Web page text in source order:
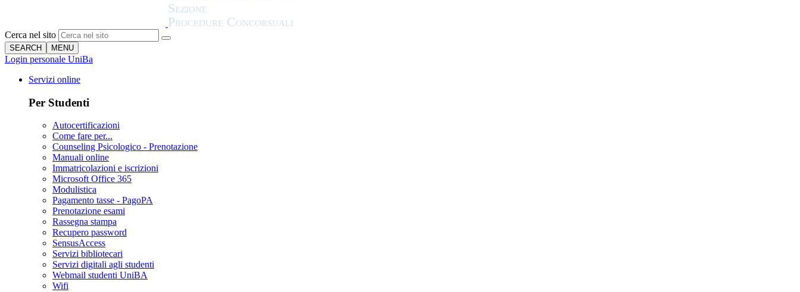
Cerca nel sito
SEARCH MENU
Login personale UniBa
Servizi online
Per Studenti
Autocertificazioni
Come fare per...
Counseling Psicologico - Prenotazione
Manuali online
Immatricolazioni e iscrizioni
Microsoft Office 365
Modulistica
Pagamento tasse - PagoPA
Prenotazione esami
Rassegna stampa
Recupero password
SensusAccess
Servizi bibliotecari
Servizi digitali agli studenti
Webmail studenti UniBA
Wifi